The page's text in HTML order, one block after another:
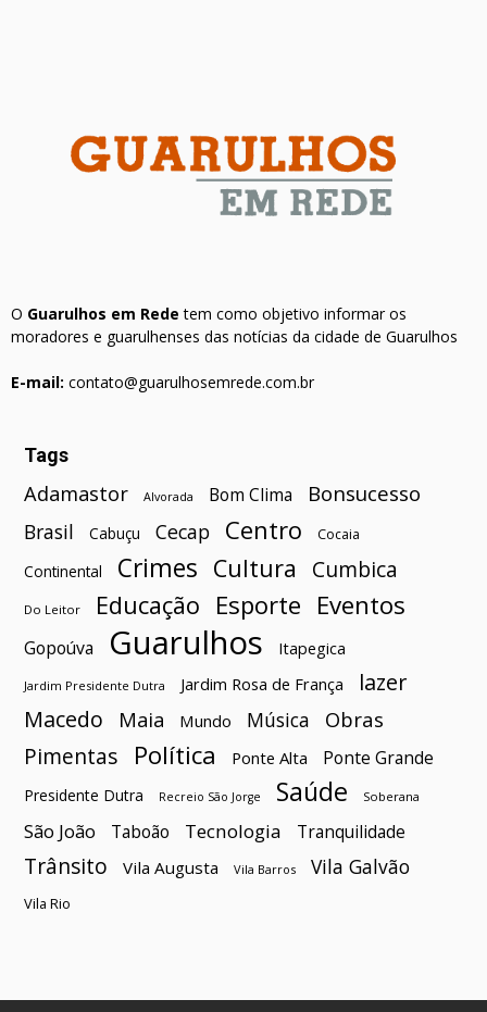
O Guarulhos em Rede tem como objetivo informar os
moradores e guarulhenses das notícias da cidade de Guarulhos
E-mail: contato@guarulhosemrede.com.br
Tags
Adamastor Alvorada Bom Clima Bonsucesso
Brasil Cabuçu Cecap Centro Cocaia
Continental Crimes Cultura Cumbica
Do Leitor Educação Esporte Eventos
Gopoúva Guarulhos Itapegica
Jardim Presidente Dutra Jardim Rosa de França
lazer
Macedo
Maia Mundo Música Obras
Pimentas Política Ponte Alta Ponte Grande
Presidente Dutra Recreio São Jorge Saúde Soberana
São João Taboão Tecnologia Tranquilidade
Trânsito Vila Augusta Vila Barros Vila Galvão
Vila Rio